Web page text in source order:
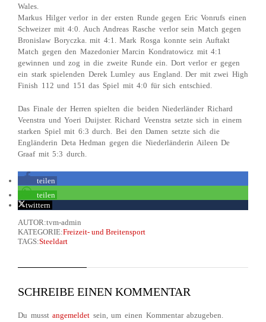
Wales.
Markus Hilger verlor in der ersten Runde gegen Eric Vonrufs einen
Schweizer mit 4:0. Auch Andreas Rasche verlor sein Match gegen
Bronislaw Boryczka. mit 4:1. Mark Rosga konnte sein Auftakt
Match gegen den Mazedonier Marcin Kondratowicz mit 4:1
gewinnen und zog in die zweite Runde ein. Dort verlor er gegen
ein stark spielenden Derek Lumley aus England. Der mit zwei High
Finish 112 und 151 das Spiel mit 4:0 für sich entschied.
Das Finale der Herren spielten die beiden Niederländer Richard
Veenstra und Yoeri Duijster. Richard Veenstra setzte sich in einem
starken Spiel mit 6:3 durch. Bei den Damen setzte sich die
Engländerin Deta Hedman gegen die Niederländerin Aileen De
Graaf mit 5:3 durch.
teilen
teilen
twittern
AUTOR:tvm-admin
KATEGORIE:Freizeit- und Breitensport
TAGS:Steeldart
SCHREIBE EINEN KOMMENTAR
Du musstangemeldet sein, um einen Kommentar abzugeben.